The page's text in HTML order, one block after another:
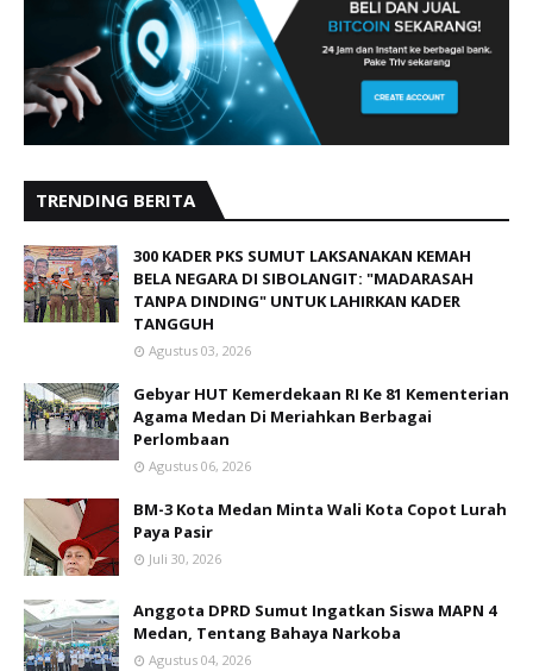
TRENDING BERITA
300 KADER PKS SUMUT LAKSANAKAN KEMAH
BELA NEGARA DI SIBOLANGIT: "MADARASAH
TANPA DINDING" UNTUK LAHIRKAN KADER
TANGGUH
Agustus 03, 2026
Gebyar HUT Kemerdekaan RI Ke 81 Kementerian
Agama Medan Di Meriahkan Berbagai
Perlombaan
Agustus 06, 2026
BM-3 Kota Medan Minta Wali Kota Copot Lurah
Paya Pasir
Juli 30, 2026
Anggota DPRD Sumut Ingatkan Siswa MAPN 4
Medan, Tentang Bahaya Narkoba
Agustus 04, 2026